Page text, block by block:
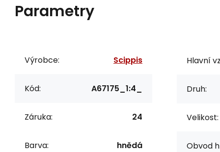
Parametry
Výrobce: Scippis
Kód: A67175_1:4_
Záruka: 24
Barva: hnědá
Hlavní
Druh:
Velikost:
Obvod